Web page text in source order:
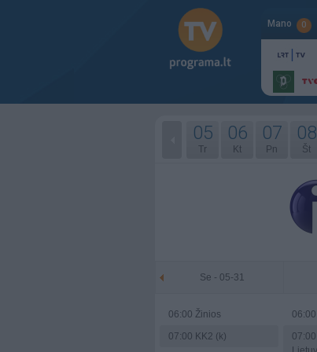
Mano 0
05
Tr
06
Kt
07
Pn
08
Št
Se - 05-31
06:00 Žinios
07:00 KK2 (k)
06:00
07:00